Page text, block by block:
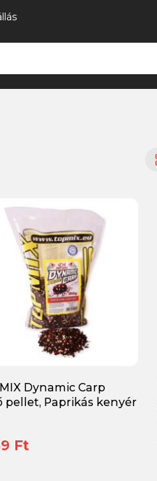
Dynamic Carp
pellet, Paprikás kenyér
Ft